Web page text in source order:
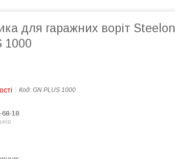
для гаражних воріт Steelon
1000
Код: GN PLUS 1000
68-18